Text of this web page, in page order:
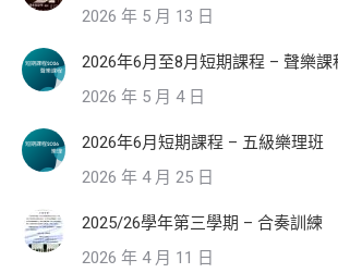
2026 年 5 月 13 日
2026年6月至8月短期課程 – 聲樂課
2026 年 5 月 4 日
2026年6月短期課程 – 五級樂理班
2026 年 4 月 25 日
2025/26學年第三學期 – 合奏訓練
2026 年 4 月 11 日